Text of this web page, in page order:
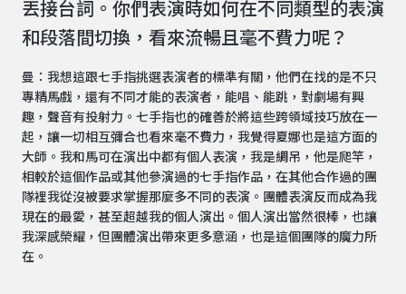
丟接台詞。你們表演時如何在不同類型的表演
和段落間切換，看來流暢且毫不費力呢？
曼：我想這跟七手指挑選表演者的標準有關，他們在找的是不只
專精馬戲，還有不同才能的表演者，能唱、能跳，對劇場有興
趣，聲音有投射力。七手指也的確善於將這些跨領域技巧放在一
起，讓一切相互彌合也看來毫不費力，我覺得夏娜也是這方面的
大師。我和馬可在演出中都有個人表演，我是綢吊，他是爬竿，
相較於這個作品或其他參演過的七手指作品，在其他合作過的團
隊裡我從沒被要求掌握那麼多不同的表演。團體表演反而成為我
現在的最愛，甚至超越我的個人演出。個人演出當然很棒，也讓
我深感榮耀，但團體演出帶來更多意涵，也是這個團隊的魔力所
在。